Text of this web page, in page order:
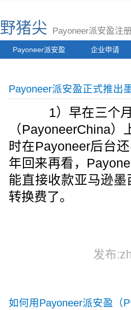
野猪尖 Payoneer派安盈注
Payoneer派安盈 企业申请
Payoneer派安盈正式推出
1）早在三个月
（PayoneerChina
时在Payoneer后台
年回来再看，
能直接收款亚马逊
转换费了。
发布
如何用Payoneer派安盈（